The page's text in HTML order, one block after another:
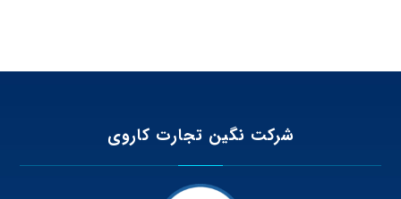
شرکت نگین تجارت کاروی